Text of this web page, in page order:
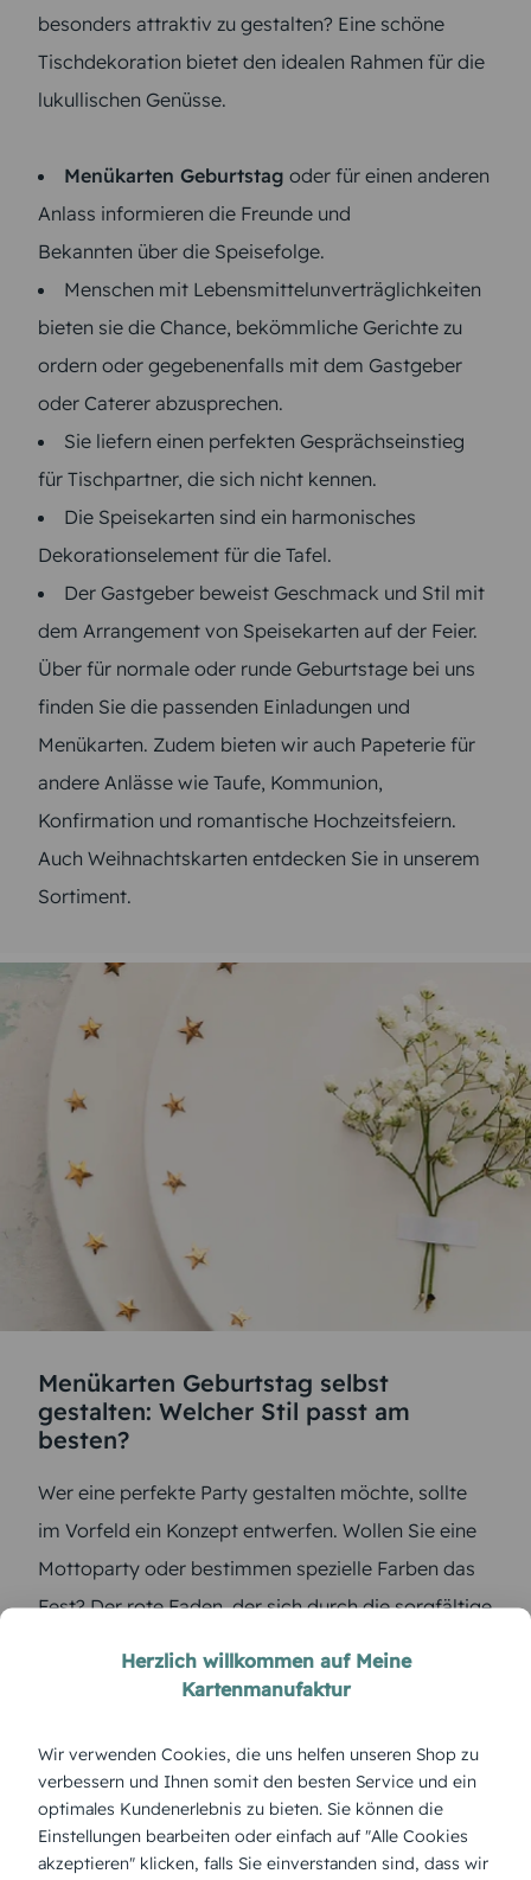
besonders attraktiv zu gestalten? Eine schöne
Tischdekoration bietet den idealen Rahmen für die
lukullischen Genüsse.
Menükarten Geburtstag oder für einen anderen
Anlass informieren die Freunde und
Bekannten über die Speisefolge.
Menschen mit Lebensmittelunverträglichkeiten
bieten sie die Chance, bekömmliche Gerichte zu
ordern oder gegebenenfalls mit dem Gastgeber
oder Caterer abzusprechen.
Sie liefern einen perfekten Gesprächseinstieg
für Tischpartner, die sich nicht kennen.
Die Speisekarten sind ein harmonisches
Dekorationselement für die Tafel.
Der Gastgeber beweist Geschmack und Stil mit
dem Arrangement von Speisekarten auf der Feier.
Über für normale oder runde Geburtstage bei uns
finden Sie die passenden Einladungen und
Menükarten. Zudem bieten wir auch Papeterie für
andere Anlässe wie Taufe, Kommunion,
Konfirmation und romantische Hochzeitsfeiern.
Auch Weihnachtskarten entdecken Sie in unserem
Sortiment.
Menükarten Geburtstag selbst
gestalten: Welcher Stil passt am
besten?
Wer eine perfekte Party gestalten möchte, sollte
im Vorfeld ein Konzept entwerfen. Wollen Sie eine
Mottoparty oder bestimmen spezielle Farben das
Fest? Der rote Faden, der sich durch die sorgfältige
den Geburtstags-Einladungen und Menükarten
Die wichtigsten Planungspunkte in der Übersicht:
Mottoparty oder Farbschema
Geburtstags-Einladungen anpassen
Herzlich willkommen auf Meine
Kartenmanufaktur
Wir verwenden Cookies, die uns helfen unseren Shop zu
verbessern und Ihnen somit den besten Service und ein
optimales Kundenerlebnis zu bieten. Sie können die
Einstellungen bearbeiten oder einfach auf "Alle Cookies
akzeptieren" klicken, falls Sie einverstanden sind, dass wir